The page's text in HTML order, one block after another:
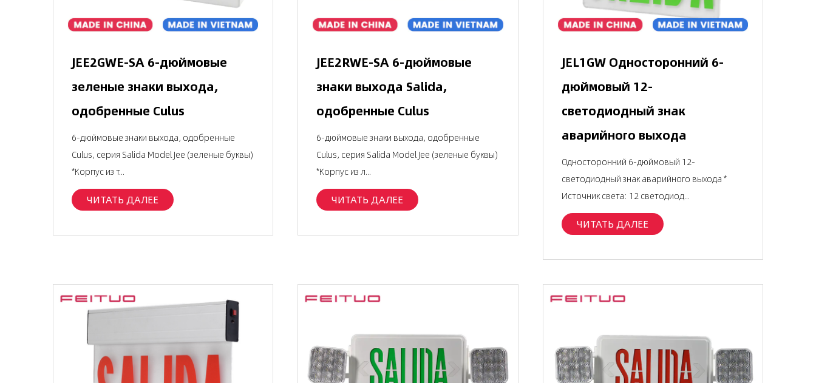
JEE2GWE-SA 6-дюймовые
зеленые знаки выхода,
одобренные Culus
6-дюймовые знаки выхода, одобренные
Culus, серия Salida Model Jee (зеленые буквы)
*Корпус из т...
ЧИТАТЬ ДАЛЕЕ
JEE2RWE-SA 6-дюймовые
знаки выхода Salida,
одобренные Culus
6-дюймовые знаки выхода, одобренные
Culus, серия Salida Model Jee (зеленые буквы)
*Корпус из л...
ЧИТАТЬ ДАЛЕЕ
JEL1GW Односторонний 6-
дюймовый 12-
светодиодный знак
аварийного выхода
Односторонний 6-дюймовый 12-
светодиодный знак аварийного выхода *
Источник света: 12 светодиод...
ЧИТАТЬ ДАЛЕЕ